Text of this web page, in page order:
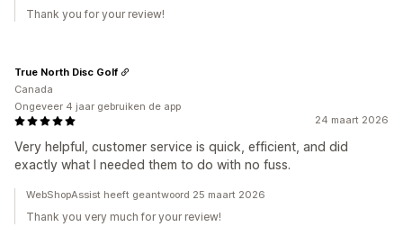
Thank you for your review!
24 maart 2026
Very helpful, customer service is quick, efficient, and did
exactly what I needed them to do with no fuss.
True North Disc Golf
Canada
Ongeveer 4 jaar gebruiken de app
WebShopAssist heeft geantwoord 25 maart 2026
Thank you very much for your review!